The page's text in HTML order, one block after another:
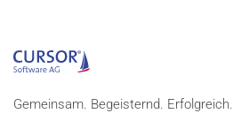
Gemeinsam. Begeisternd. Erfolgreich.